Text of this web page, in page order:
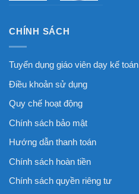
CHÍNH SÁCH
Tuyển dụng giáo viên dạy kế toán
Điều khoản sử dụng
Quy chế hoạt động
Chính sách bảo mật
Hướng dẫn thanh toán
Chính sách hoàn tiền
Chính sách quyền riêng tư